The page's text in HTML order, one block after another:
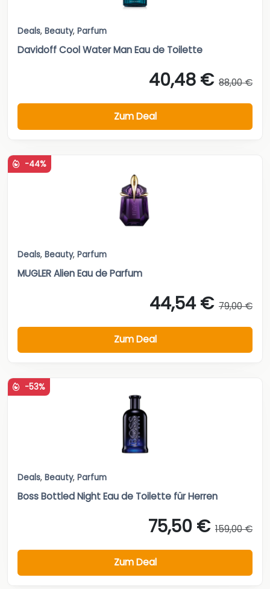
Deals, Beauty, Parfum
Davidoff Cool Water Man Eau de Toilette
40,48 € 88,00 €
Zum Deal
-44%
Deals, Beauty, Parfum
MUGLER Alien Eau de Parfum
44,54 € 79,00 €
Zum Deal
-53%
Deals, Beauty, Parfum
Boss Bottled Night Eau de Toilette für Herren
75,50 € 159,00 €
Zum Deal